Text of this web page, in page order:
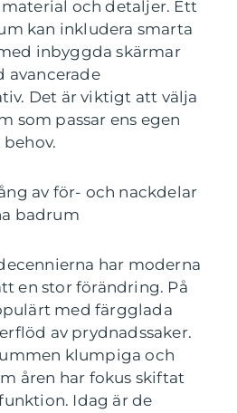
och detaljer. Ett
kan inkludera smarta
inbyggda skärmar
avancerade
Det är viktigt att välja
som passar ens egen
av för- och nackdelar
badrum
har moderna
en stor förändring. På
med färgglada
av prydnadssaker.
klumpiga och
åren har fokus skiftat
Idag är de